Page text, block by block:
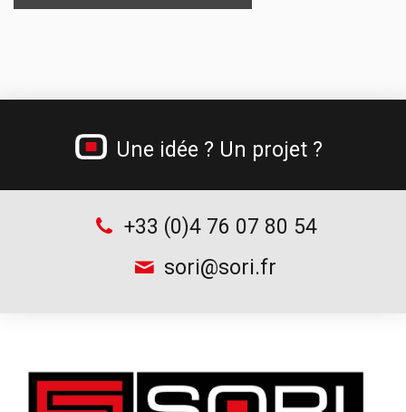
Options d’établis
Supports pour bacs à bec
Gamme incendie
Gamme béton cellulaire
Chariots à bouteilles
Supports d’outillage
Une idée ? Un projet ?
+33 (0)4 76 07 80 54
sori@sori.fr